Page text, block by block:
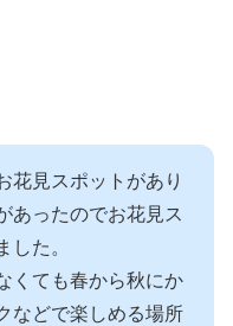
花見スポットがあり
あったのでお花見ス
した。
くても春から秋にか
などで楽しめる場所